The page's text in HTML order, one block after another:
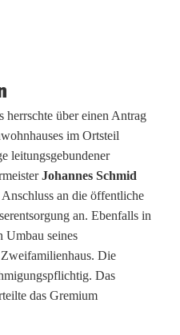
herrschte über einen Antrag
im Ortsteil
leitungsgebundener
Johannes Schmid
an die öffentliche
an. Ebenfalls in
Umbau seines
Die
Das
das Gremium